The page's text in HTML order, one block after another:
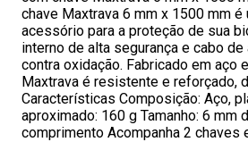
chave Maxtrava 6 mm x 1500 mm é
acessório para a proteção de sua
interno de alta segurança e cabo
contra oxidação. Fabricado em aço
Maxtrava é resistente e reforçado,
Características Composição: Aço,
aproximado: 160 g Tamanho: 6 mm
comprimento Acompanha 2 chaves